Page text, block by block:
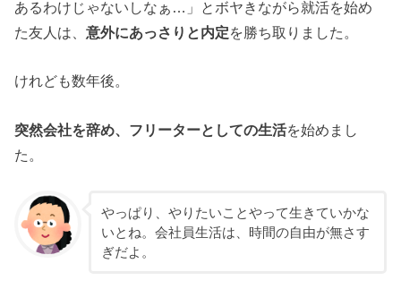
あるわけじゃないしなぁ…」とボヤきながら就活を始め
た友人は、意外にあっさりと内定を勝ち取りました。
けれども数年後。
突然会社を辞め、フリーターとしての生活を始めまし
た。
やっぱり、やりたいことやって生きていかな
いとね。会社員生活は、時間の自由が無さす
ぎだよ。